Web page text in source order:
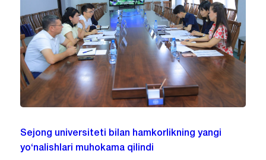
Sejong universiteti bilan hamkorlikning yangi
yo‘nalishlari muhokama qilindi